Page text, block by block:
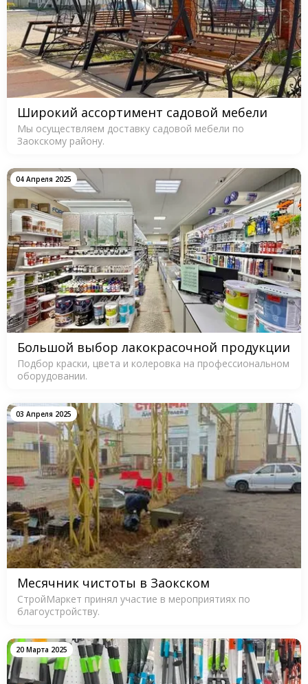
Широкий ассортимент садовой мебели
Мы осуществляем доставку садовой мебели по
Заокскому району.
04 Апреля 2025
Большой выбор лакокрасочной продукции
Подбор краски, цвета и колеровка на профессиональном
оборудовании.
03 Апреля 2025
Месячник чистоты в Заокском
СтройМаркет принял участие в мероприятиях по
благоустройству.
20 Марта 2025